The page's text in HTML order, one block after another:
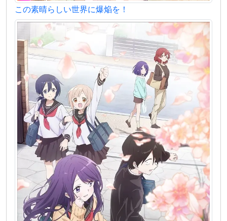
この素晴らしい世界に爆焔を！